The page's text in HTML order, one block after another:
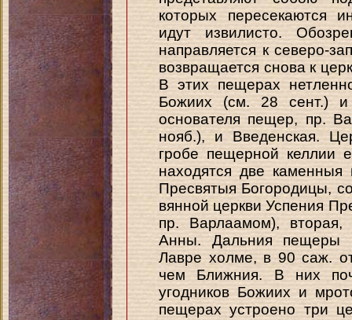
которых пересекаются
идут извилисто.
направляется к северо-
возвращается снова к
В этих пещерах
Божиих (см. 28 сент.) и
основателя пещер, пр.
нояб.), и Введенская.
гробе пещерной келлии
находятся две
Пресвятыя Богородицы,
вянной церкви Успения
пр. Варлаамом),
Анны. Дальния пещеры
Лавре холме, в 90 саж.
чем Ближния. В них
угодников Божиих и
пещерах устроено три